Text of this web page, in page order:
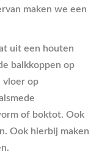
maken we een
uit een houten
balkkoppen op
vloer op
of boktot. Ook
Ook hierbij maken